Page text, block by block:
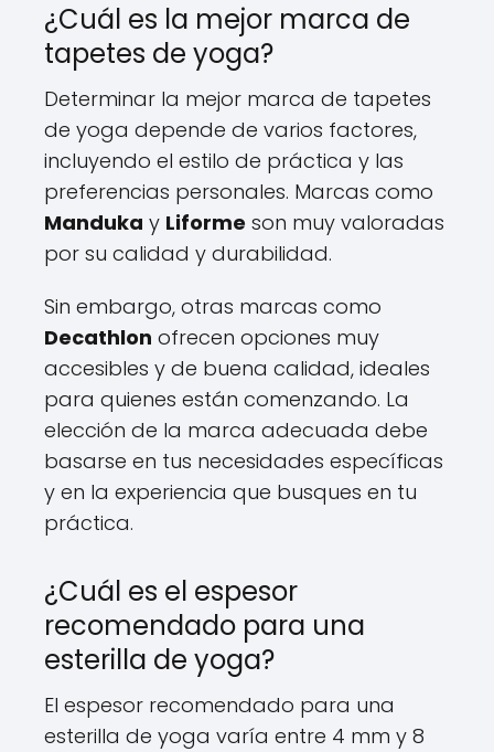
¿Cuál es la mejor marca de
tapetes de yoga?
Determinar la mejor marca de tapetes
de yoga depende de varios factores,
incluyendo el estilo de práctica y las
preferencias personales. Marcas como
Manduka y Liforme son muy valoradas
por su calidad y durabilidad.
Sin embargo, otras marcas como
Decathlon ofrecen opciones muy
accesibles y de buena calidad, ideales
para quienes están comenzando. La
elección de la marca adecuada debe
basarse en tus necesidades específicas
y en la experiencia que busques en tu
práctica.
¿Cuál es el espesor
recomendado para una
esterilla de yoga?
El espesor recomendado para una
esterilla de yoga varía entre 4 mm y 8